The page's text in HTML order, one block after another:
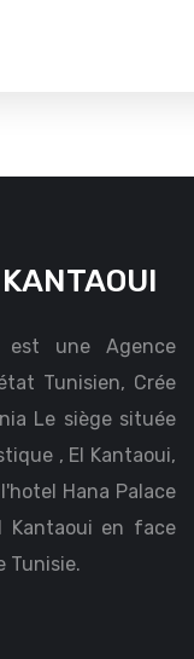
est une Agence
Tunisien, Crée
Le siège située
, El Kantaoui,
Hana Palace
Kantaoui en face
Tunisie.